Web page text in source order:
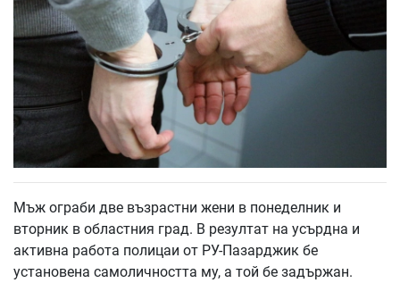
Мъж ограби две възрастни жени в понеделник и
вторник в областния град. В резултат на усърдна и
активна работа полицаи от РУ-Пазарджик бе
установена самоличността му, а той бе задържан.